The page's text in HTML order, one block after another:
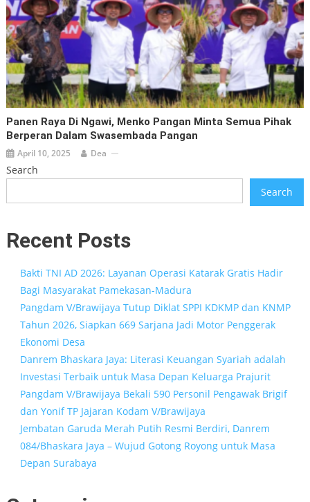
Panen Raya Di Ngawi, Menko Pangan Minta Semua Pihak
Berperan Dalam Swasembada Pangan
April 10, 2025 Dea
Search
Search
Recent Posts
Bakti TNI AD 2026: Layanan Operasi Katarak Gratis Hadir
Bagi Masyarakat Pamekasan-Madura
Pangdam V/Brawijaya Tutup Diklat SPPI KDKMP dan KNMP
Tahun 2026, Siapkan 669 Sarjana Jadi Motor Penggerak
Ekonomi Desa
Danrem Bhaskara Jaya: Literasi Keuangan Syariah adalah
Investasi Terbaik untuk Masa Depan Keluarga Prajurit
Pangdam V/Brawijaya Bekali 590 Personil Pengawak Brigif
dan Yonif TP Jajaran Kodam V/Brawijaya
Jembatan Garuda Merah Putih Resmi Berdiri, Danrem
084/Bhaskara Jaya – Wujud Gotong Royong untuk Masa
Depan Surabaya